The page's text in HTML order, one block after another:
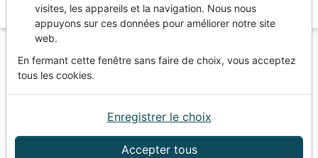
Vous ne pouvez pas créer de nouvelle commande
depuis votre pays (United States).
Portions
NGU PARTIE DU N.T. 2003, RIGIDE, ILLUSTRÉ
visites, les appareils et la navigation. Nous nous
appuyons sur ces données pour améliorer notre site
web.
En fermant cette fenêtre sans faire de choix, vous acceptez
tous les cookies.
Accepter tous
Enregistrer le choix